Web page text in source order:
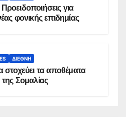
για
φονικής επιδημίας
ΔΙΕΘΝΉ
στοχεύει τα αποθέματα
Σομαλίας